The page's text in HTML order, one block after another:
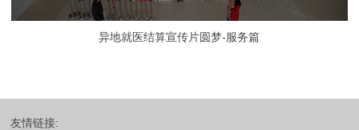
异地就医结算宣传片圆梦-服务篇
友情链接: